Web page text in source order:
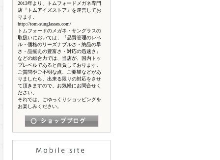
2013年より、トムフォードメガネ専門
店『トムアイズストア』を運営してお
ります。
http://tom-sunglasses.com/
トムフォードのメガネ・サングラスの
取扱いにおいては、『品質管理のレベ
ル・価格のリーズナブルさ・納品の早
さ・品揃えの豊富さ・対応の迅速さ』
などの総合力では、当店が、国内トッ
プレベルであると自負しております。
ご質問やご不明な点、ご要望などがあ
りましたら、出来る限りの対応をさせ
て頂きますので、お気軽にお問合せく
ださい。
それでは、ごゆっくりショッピングを
お楽しみください。